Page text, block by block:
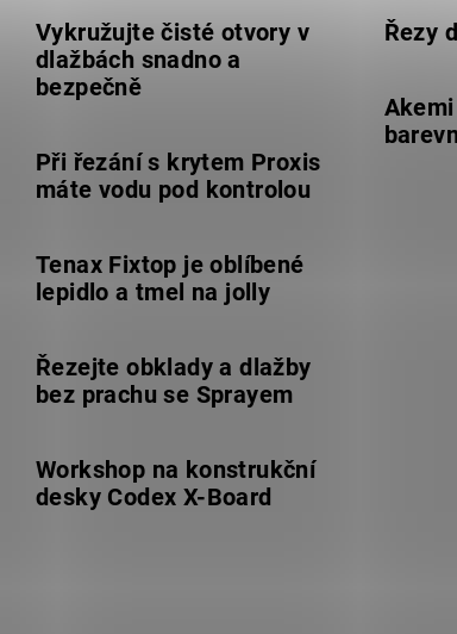
Vykružujte čisté otvory v
dlažbách snadno a
bezpečně
Při řezání s krytem Proxis
máte vodu pod kontrolou
Tenax Fixtop je oblíbené
lepidlo a tmel na jolly
Řezejte obklady a dlažby
bez prachu se Sprayem
Workshop na konstrukční
desky Codex X-Board
Řezy